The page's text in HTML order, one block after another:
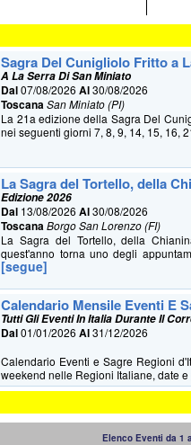
Sagra Del Cunigliolo Fritto a
A La Serra Di San Miniato
Dal07/08/2026Al30/08/2026
ToscanaSan Miniato (PI)
La 21a edizione della Sagra Del
nei seguenti giorni 7, 8, 9, 14, 15, 16,
La Sagra del Tortello, della
Edizione 2026
Dal 13/08/2026Al30/08/2026
ToscanaBorgo San Lorenzo (FI)
La Sagra del Tortello, della
quest'anno torna uno degli
[segue]
Calendario Mensile Eventi E
Tutti Gli Eventi In Italia Durante Il
Dal01/01/2026Al31/12/2026
Calendario Eventi e Sagre Regioni
weekend nelle Regioni Italiane, date
Elenco Eventi da 1